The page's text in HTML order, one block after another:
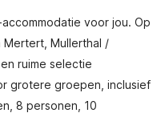
voor jou. Op
Mertert, Mullerthal /
ruime selectie
grotere groepen, inclusief
8 personen, 10